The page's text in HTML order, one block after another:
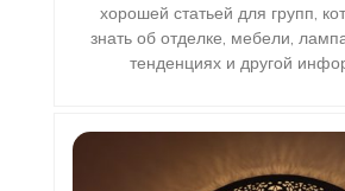
хорошей статьей для групп,
знать об отделке, мебели,
тенденциях и другой